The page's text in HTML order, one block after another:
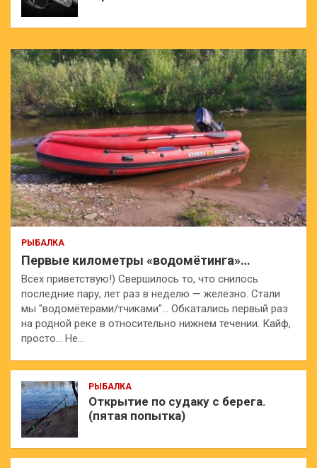
РЫБАЛКА
Первые километры «водомётинга»…
Всех приветствую!) Свершилось то, что снилось
последние пару, лет раз в неделю — железно. Стали
мы "водомётерами/тчиками"… Обкатались первый раз
на родной реке в относительно нижнем течении. Кайф,
просто… Не…
РЫБАЛКА
Открытие по судаку с берега.
(пятая попытка)